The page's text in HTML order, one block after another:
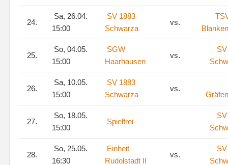
24.
Sa, 26.04.
15:00
SV 1883
Schwarza
vs.
25.
So, 04.05.
15:00
SGW
Haarhausen
vs.
26.
Sa, 10.05.
15:00
SV 1883
Schwarza
vs.
27.
So, 18.05.
15:00
Spielfrei
28.
So, 25.05.
16:30
Einheit
Rudolstadt II
vs.